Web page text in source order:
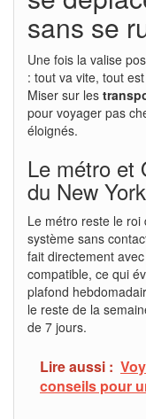
sans se
Une fois la valise
: tout va vite, tout
Miser sur les
pour voyager pas
éloignés.
Le métro et
du New
Le métro reste le roi
système sans
fait directement
compatible, ce qui
plafond
le reste de la
de 7 jours.
Lire aussi :
conseils pour